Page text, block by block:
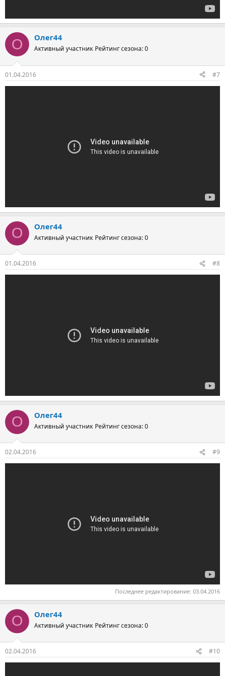
О Олег44
Активный участник Рейтинг сезона: 0
01.04.2016 #7
О Олег44
Активный участник Рейтинг сезона: 0
01.04.2016 #8
О Олег44
Активный участник Рейтинг сезона: 0
02.04.2016 #9
Последнее редактирование: 03.04.2016
О Олег44
Активный участник Рейтинг сезона: 0
02.04.2016 #10